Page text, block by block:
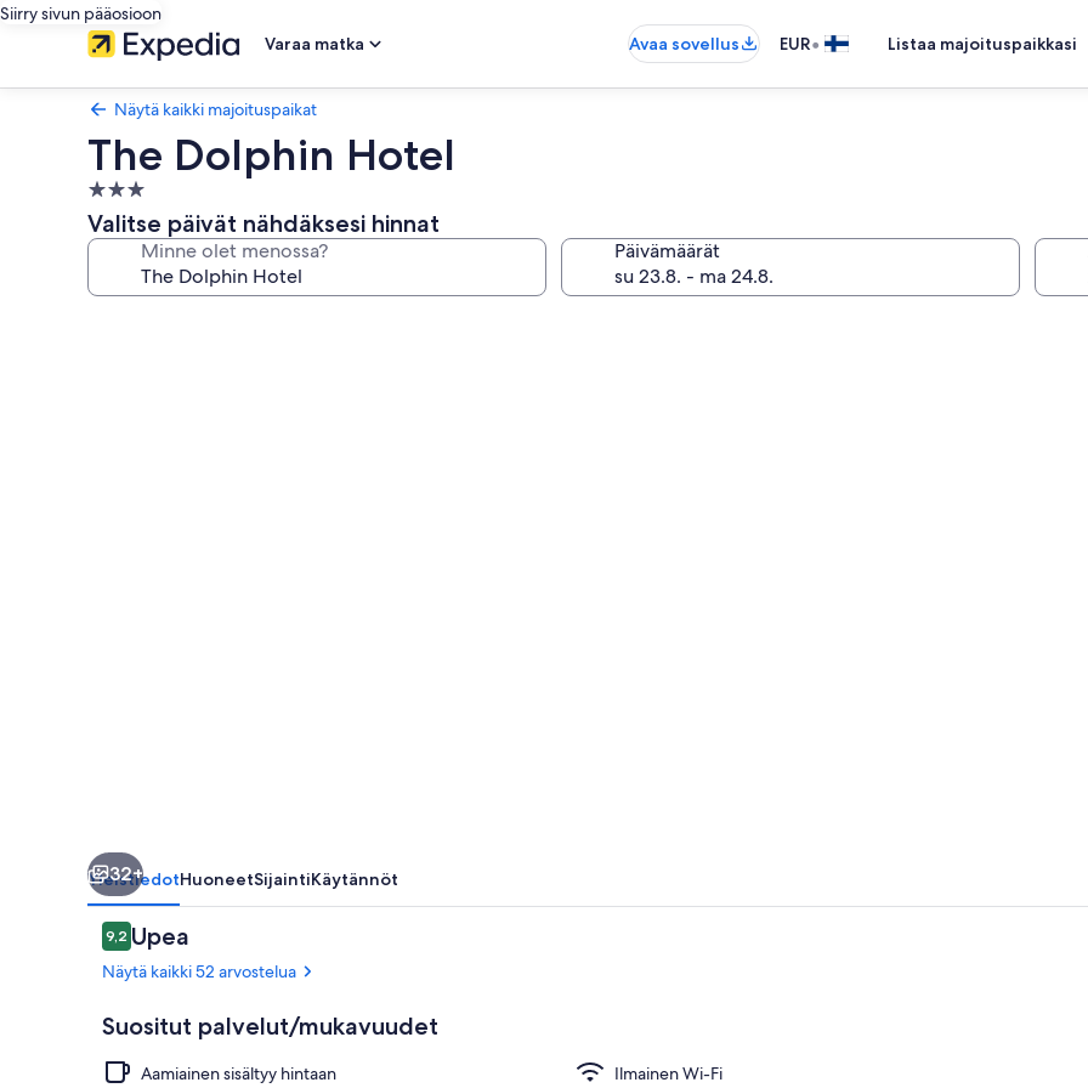
Siirry sivun pääosioon
Varaa matka
Avaa sovellus EUR• Listaa majoituspaikkasi
Näytä kaikki majoituspaikat
The Dolphin Hotel
3.0
tähden
majoituspaikka
Valitse päivät nähdäksesi hinnat
Minne olet menossa? Päivämäärät
32+
YleistiedotHuoneetSijaintiKäytännöt
Arvostelut
9,29,2 kautta 10.
Upea
Näytä kaikki 52 arvostelua
Suositut palvelut/mukavuudet
Aamiainen sisältyy hintaan
Ilmainen Wi-Fi